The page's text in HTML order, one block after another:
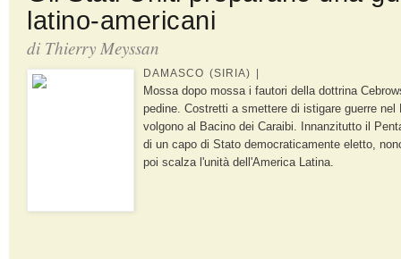
latino-americani
di Thierry Meyssan
DAMASCO (SIRIA) |
Mossa dopo mossa i fautori della dottrina
pedine. Costretti a smettere di istigare guerre nel
volgono al Bacino dei Caraibi. Innanzitutto il
di un capo di Stato democraticamente eletto,
poi scalza l'unità dell'America Latina.